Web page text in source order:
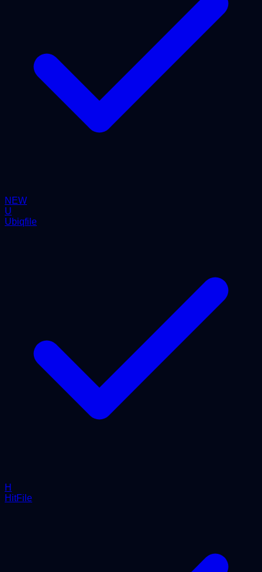
NEW
U
Ubiqfile
H
HitFile